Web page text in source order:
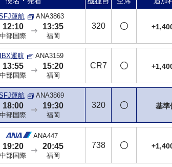
運航 ANA3863
12:10
中部国際
13:35
福岡
320
IBX運航 ANA3159
13:55
中部国際
15:20
福岡
CR7
運航 ANA3869
18:00
中部国際
19:30
福岡
320 基準
ANA447
19:20
中部国際
20:45
福岡
738